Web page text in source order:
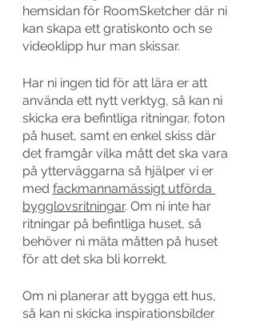
hemsidan för RoomSketcher där ni
kan skapa ett gratiskonto och se
videoklipp hur man skissar.
Har ni ingen tid för att lära er att
använda ett nytt verktyg, så kan ni
skicka era befintliga ritningar, foton
på huset, samt en enkel skiss där
det framgår vilka mått det ska vara
på ytterväggarna så hjälper vi er
med fackmannamässigt utförda
bygglovsritningar. Om ni inte har
ritningar på befintliga huset, så
behöver ni mäta måtten på huset
för att det ska bli korrekt.
Om ni planerar att bygga ett hus,
så kan ni skicka inspirationsbilder